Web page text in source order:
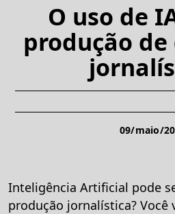
O uso de
produção
09/maio/
Inteligência Artificial pode
produção jornalística? Você